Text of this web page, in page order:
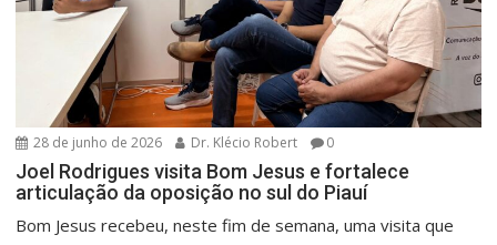
28 de junho de 2026 Dr. Klécio Robert 0
Joel Rodrigues visita Bom Jesus e fortalece
articulação da oposição no sul do Piauí
Bom Jesus recebeu, neste fim de semana, uma visita que